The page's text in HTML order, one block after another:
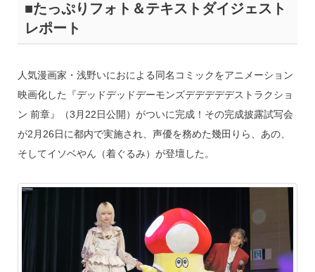
■たっぷりフォト＆テキストダイジェスト
レポート
人気漫画家・浅野いにおによる同名コミックをアニメーション
映画化した『デッドデッドデーモンズデデデデデストラクショ
ン 前章』（3月22日公開）がついに完成！その完成披露試写会
が2月26日に都内で実施され、声優を務めた幾田りら、あの、
そしてイソベやん（着ぐるみ）が登壇した。